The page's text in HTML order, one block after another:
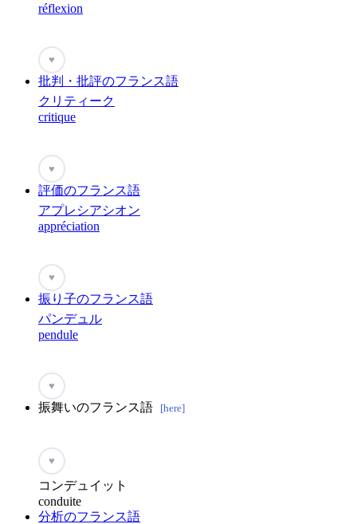
réflexion
♥
批判・批評のフランス語
クリティーク
critique
♥
評価のフランス語
アプレシアシオン
appréciation
♥
振り子のフランス語
パンデュル
pendule
♥
振舞いのフランス語 [here]
♥
コンデュイット
conduite
分析のフランス語